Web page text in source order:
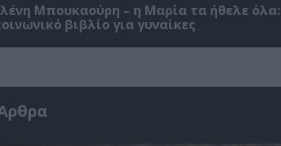
Μπουκαούρη – η Μαρία τα ήθελε
βιβλίο για γυναίκες